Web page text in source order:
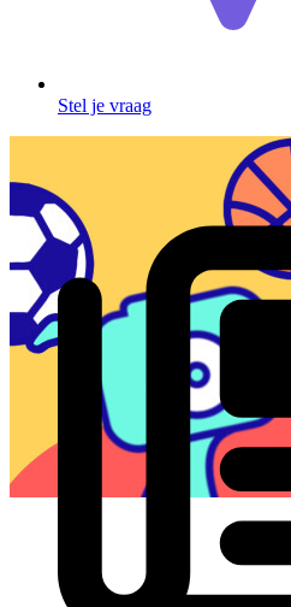
Stel je vraag